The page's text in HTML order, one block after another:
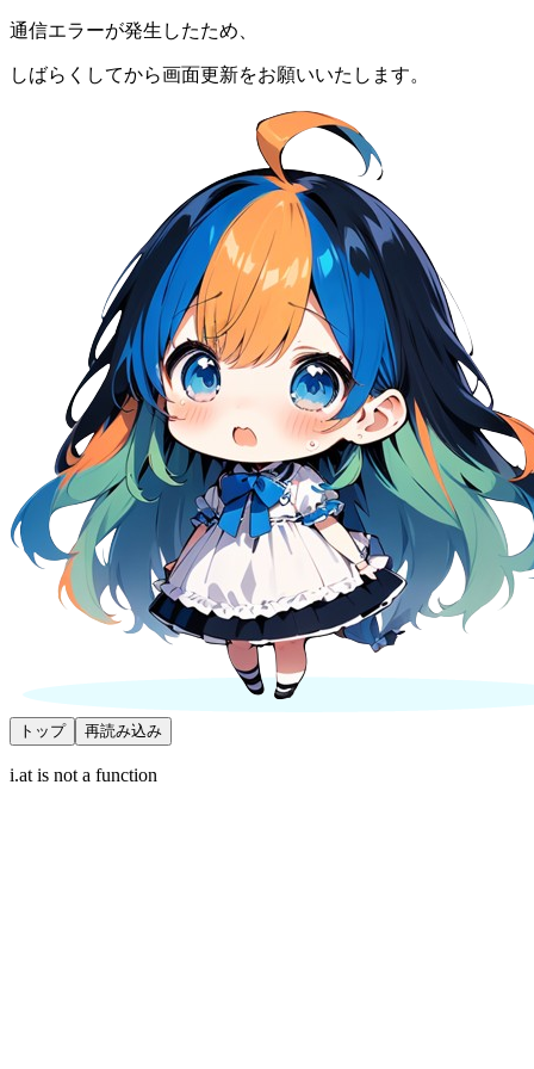
通信エラーが発生したため、
しばらくしてから画面更新をお願いいたします。
トップ 再読み込み
i.at is not a function